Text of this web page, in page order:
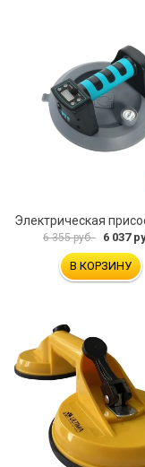
6 355 руб. 6 037
В КОРЗИНУ